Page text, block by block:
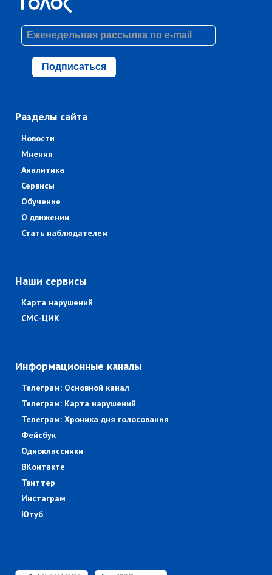
Подписаться
Разделы сайта
Новости
Мнения
Аналитика
Сервисы
Обучение
О движении
Стать наблюдателем
Наши сервисы
Карта нарушений
СМС-ЦИК
Информационные каналы
Телеграм: Основной канал
Телеграм: Карта нарушений
Телеграм: Хроника дня голосования
Фейсбук
Одноклассники
ВКонтакте
Твиттер
Инстаграм
Ютуб